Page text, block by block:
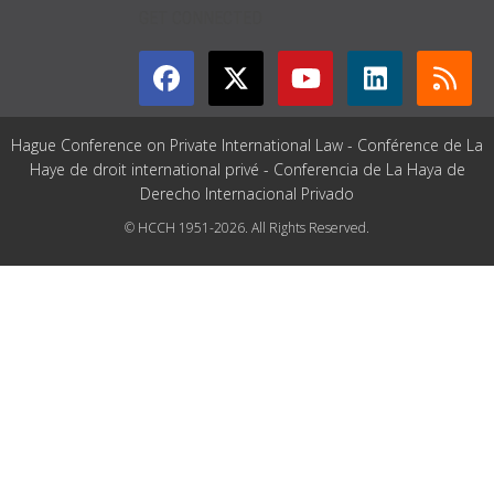
Hague Conference on Private International Law - Conférence de La
Haye de droit international privé - Conferencia de La Haya de
Derecho Internacional Privado
© HCCH 1951-2026. All Rights Reserved.